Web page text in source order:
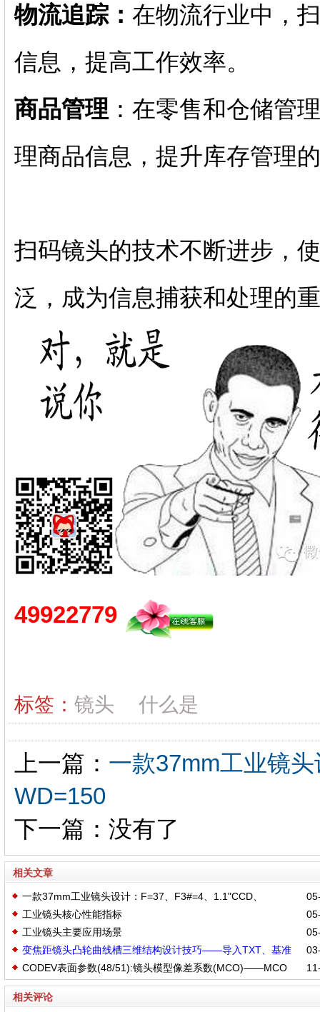
物流追踪： 在物流行业中，
信息，提高工作效率。
商品管理 ：在零售和仓储管
理商品信息，提升库存管理
扫码镜头的技术不断进步，
泛，成为信息捕获和处理的
49922779
标签： 镜头 什么是
上一篇： 一款37mm工业镜
WD=150
下一篇：没有了
相关文章
一款37mm工业镜头设计：F=37、F3#=4、1.1"CCD、
WD=150
工业镜头核心性能指标
工业镜头主要应用场景
变焦距镜头凸轮曲线槽三维结构设计技巧——导入TXT、基准
面、草图拉伸凸台、切除扫描
CODEV表面参数(48/51):镜头模型像差系数(MCO)——MCO
S0 Z1 C1 = 100​
相关评论